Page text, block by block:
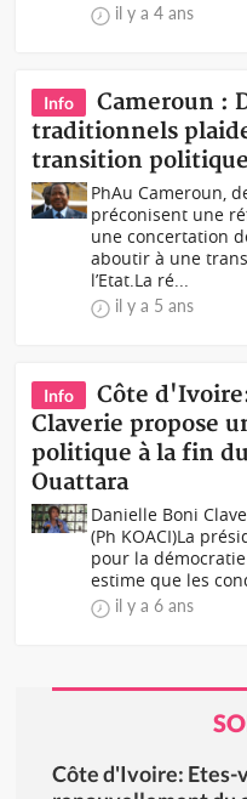
il y a 4 ans
Info
Cameroun :
traditionnels
transition
PhAu Cameroun,
préconisent une
une concertation
aboutir à une
l’Etat.La ré...
il y a 5 ans
Info
Côte
Claverie propose
politique à la fin
Ouattara
Danielle Boni
(Ph KOACI)La
pour la
estime que les
il y a 6 ans
Côte d'Ivoire: Etes-